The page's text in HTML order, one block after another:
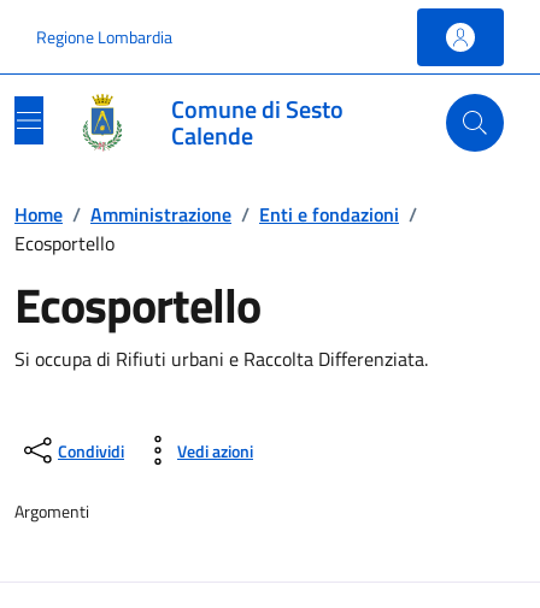
Regione Lombardia
Comune di Sesto
Calende
Home / Amministrazione / Enti e fondazioni /
Ecosportello
Ecosportello
Si occupa di Rifiuti urbani e Raccolta Differenziata.
Condividi Vedi azioni
Argomenti